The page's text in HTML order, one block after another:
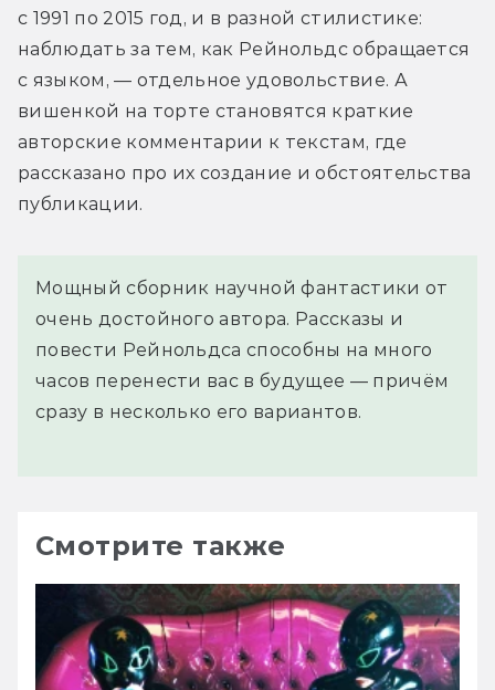
с 1991 по 2015 год, и в разной стилистике:
наблюдать за тем, как Рейнольдс обращается
с языком, — отдельное удовольствие. А
вишенкой на торте становятся краткие
авторские комментарии к текстам, где
рассказано про их создание и обстоятельства
публикации.
Мощный сборник научной фантастики от
очень достойного автора. Рассказы и
повести Рейнольдса способны на много
часов перенести вас в будущее — причём
сразу в несколько его вариантов.
Смотрите также